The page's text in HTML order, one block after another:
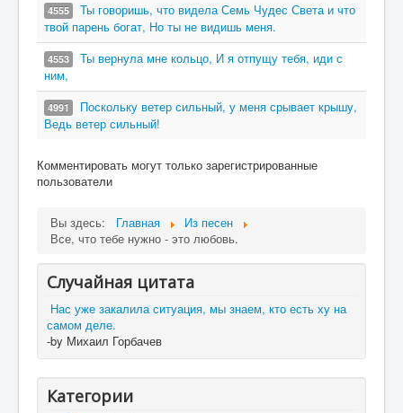
4555
Ты говоришь, что видела Семь Чудес Света и что
твой парень богат, Но ты не видишь меня.
4553
Ты вернула мне кольцо, И я отпущу тебя, иди с
ним,
4991
Поскольку ветер сильный, у меня срывает крышу,
Ведь ветер сильный!
Комментировать могут только зарегистрированные
пользователи
Вы здесь: Главная
Из песен
Все, что тебе нужно - это любовь.
Случайная цитата
Нас уже закалила ситуация, мы знаем, кто есть ху на
самом деле.
-by Михаил Горбачев
Категории